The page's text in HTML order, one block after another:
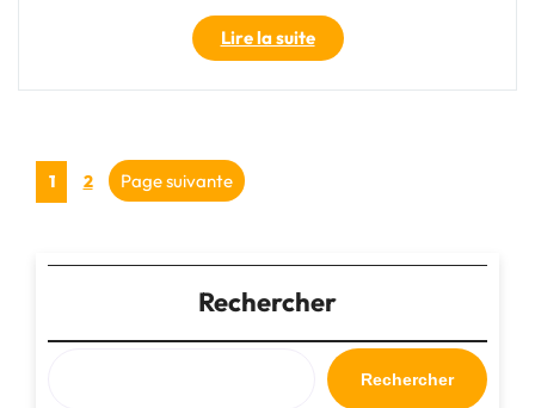
Lire la suite"Voyagez
en
toute
préféré"
Pagination
publications
Page
1 Page
2 Page suivante
Rechercher
Rechercher